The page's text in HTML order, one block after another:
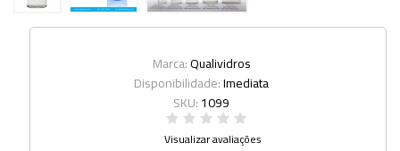
Marca:Qualividros
Disponibilidade:Imediata
SKU:1099
Visualizar avaliações